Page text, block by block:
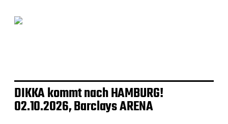
DIKKA kommt nach HAMBURG!
02.10.2026, Barclays ARENA